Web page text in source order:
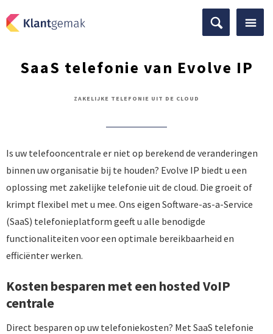
SaaS telefonie van Evolve IP
ZAKELIJKE TELEFONIE UIT DE CLOUD
Is uw telefooncentrale er niet op berekend de veranderingen
binnen uw organisatie bij te houden? Evolve IP biedt u een
oplossing met zakelijke telefonie uit de cloud. Die groeit of
krimpt flexibel met u mee. Ons eigen Software-as-a-Service
(SaaS) telefonieplatform geeft u alle benodigde
functionaliteiten voor een optimale bereikbaarheid en
efficiënter werken.
Kosten besparen met een hosted VoIP
centrale
Direct besparen op uw telefoniekosten? Met SaaS telefonie